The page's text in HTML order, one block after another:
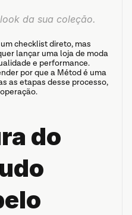
da sua coleção.
checklist direto, mas
lançar uma loja de moda
e performance.
por que a Métod é uma
as etapas desse processo,
do